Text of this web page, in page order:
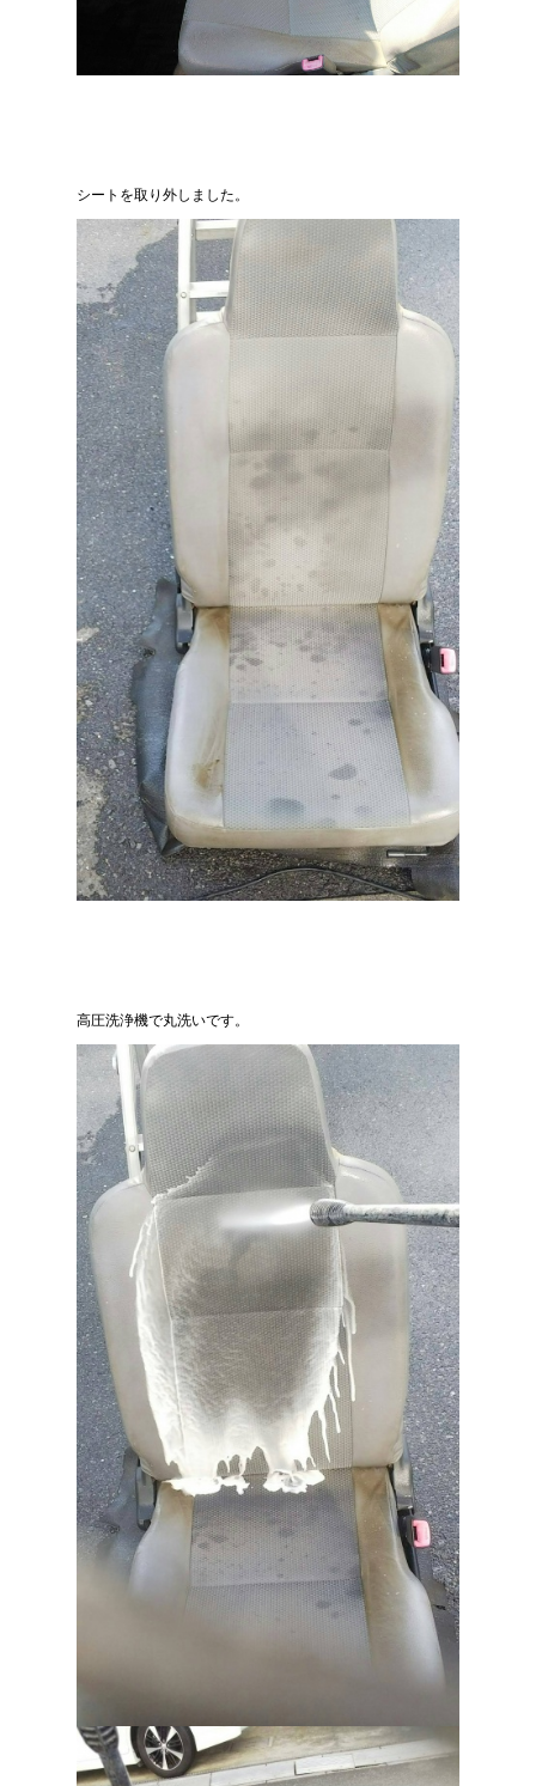
シートを取り外しました。
高圧洗浄機で丸洗いです。